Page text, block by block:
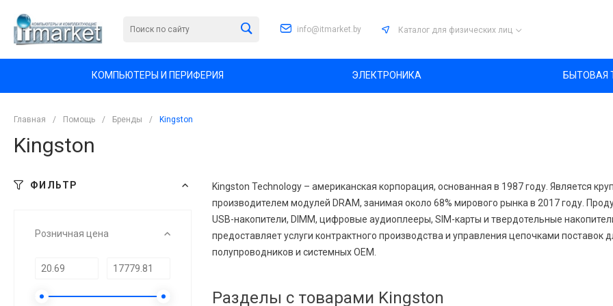
info@itmarket.by Каталог для физических лиц
КОМПЬЮТЕРЫ И ПЕРИФЕРИЯ ЭЛЕКТРОНИКА БЫТОВАЯ
Главная / Помощь / Бренды / Kingston
Kingston
ФИЛЬТР
Розничная цена
Kingston Technology – американская корпорация, основанная в 1987 году. Является
производителем модулей DRAM, занимая около 68% мирового рынка в 2017 году.
USB-накопители, DIMM, цифровые аудиоплееры, SIM-карты и твердотельные
предоставляет услуги контрактного производства и управления цепочками поставок
полупроводников и системных OEM.
Разделы с товарами Kingston